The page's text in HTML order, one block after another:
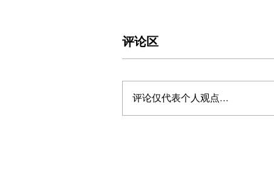
评论区
评论仅代表个人观点...